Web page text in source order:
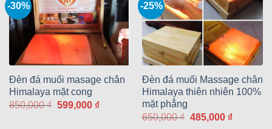
-30%
Đèn đá muối masage chân
Himalaya mặt cong
850,000₫ Giá
599,000 ₫Giá
-25%
Đèn đá muối Massage chân
Himalaya thiên nhiên 100%
mặt phẳng
650,000₫ Giá
485,000 ₫Giá